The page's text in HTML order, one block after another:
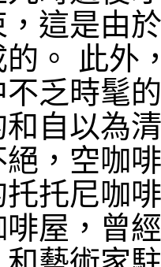
，這是由
的。 此外
不乏時髦
和自以為
絕，空咖
托托尼咖
啡屋，曾